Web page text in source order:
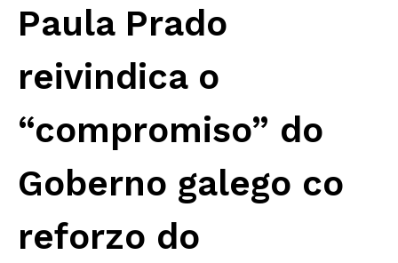
Paula Prado
reivindica o
“compromiso” do
Goberno galego co
reforzo do